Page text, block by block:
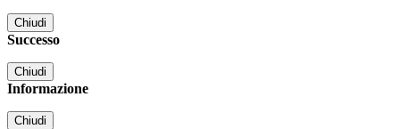
Chiudi
Successo
Chiudi
Informazione
Chiudi